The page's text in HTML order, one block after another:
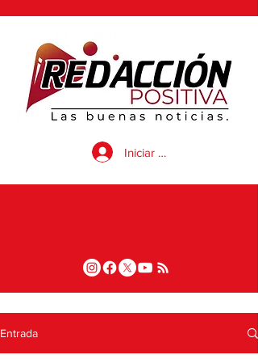
Iniciar sesión
Entrada